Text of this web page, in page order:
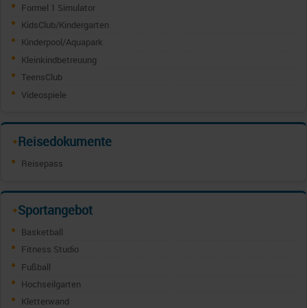
Formel 1 Simulator
KidsClub/Kindergarten
Kinderpool/Aquapark
Kleinkindbetreuung
TeensClub
Videospiele
✦Reisedokumente
Reisepass
✦Sportangebot
Basketball
Fitness Studio
Fußball
Hochseilgarten
Kletterwand